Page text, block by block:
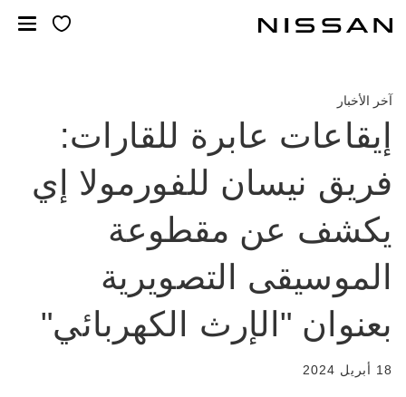
إلى
آخر الأخبار
إيقاعات عابرة للقارات:
فريق نيسان للفورمولا إي
يكشف عن مقطوعة
الموسيقى التصويرية
بعنوان "الإرث الكهربائي"
18 أبريل 2024